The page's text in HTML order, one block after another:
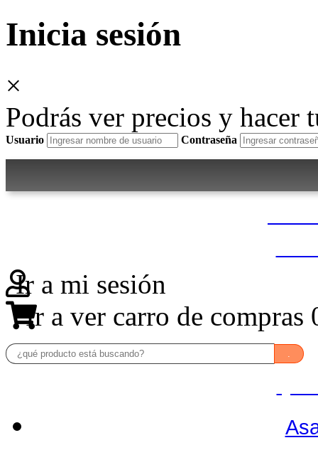
Inicia sesión
×
Podrás ver precios y hacer
Usuario Contraseña
Ir a mi sesión
Ir a ver carro de compras